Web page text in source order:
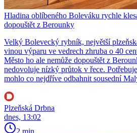
Hladina oblíbeného Boleváku rychle
dopouštět z Berounky
Velký Bolevecký rybník, největší
vinou výparu ve vedrech zhruba o 40
Město ho ale nemůže dopouštět z
nedovoluje nízký průtok v řece.
mohlo co nejdříve odbahnit sousední
Plzeňská Drbna
dnes, 13:02
2 min